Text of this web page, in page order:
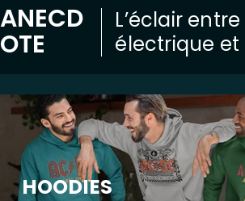
ANECD
OTE
L’éclair
électrique et
HOODIES